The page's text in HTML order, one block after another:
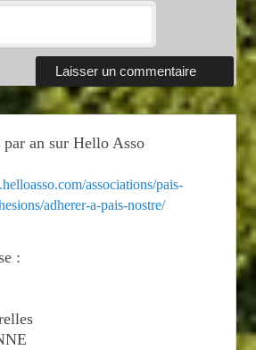
an sur Hello Asso
associations/pais-
adherer-a-pais-nostre/
: